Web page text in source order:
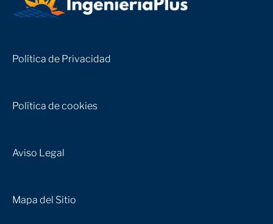
Política de Privacidad
Política de cookies
Aviso Legal
Mapa del Sitio